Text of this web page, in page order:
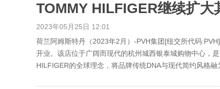
2023年05月25日 12:01
荷兰阿姆斯特丹（2023年2月）-PVH集团[纽交所代码
开业。该店位于广阔而现代的杭州城西银泰城购物中心，
HILFIGER的全球理念，将品牌传统DNA与现代简约风格